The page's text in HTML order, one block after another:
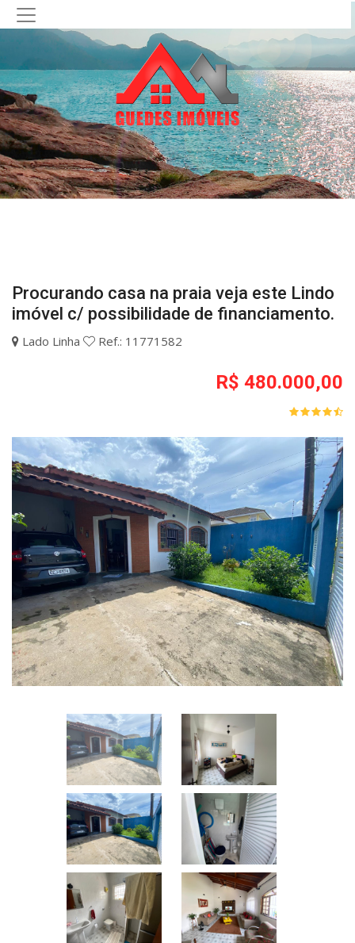
Procurando casa na praia veja este Lindo
imóvel c/ possibilidade de financiamento.
Lado Linha Ref.: 11771582
R$ 480.000,00